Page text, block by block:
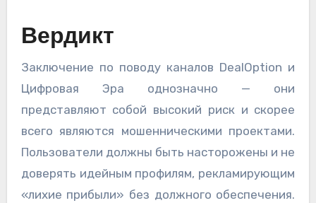
Вердикт
Заключение по поводу каналов DealOption и
Цифровая Эра однозначно — они
представляют собой высокий риск и скорее
всего являются мошенническими проектами.
Пользователи должны быть насторожены и не
доверять идейным профилям, рекламирующим
«лихие прибыли» без должного обеспечения.